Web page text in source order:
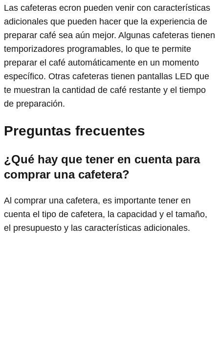
Las cafeteras ecron pueden venir con características
adicionales que pueden hacer que la experiencia de
preparar café sea aún mejor. Algunas cafeteras tienen
temporizadores programables, lo que te permite
preparar el café automáticamente en un momento
específico. Otras cafeteras tienen pantallas LED que
te muestran la cantidad de café restante y el tiempo
de preparación.
Preguntas frecuentes
¿Qué hay que tener en cuenta para
comprar una cafetera?
Al comprar una cafetera, es importante tener en
cuenta el tipo de cafetera, la capacidad y el tamaño,
el presupuesto y las características adicionales.